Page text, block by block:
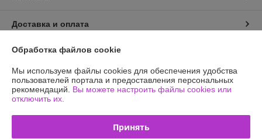
Доставка и оплата
График работы
Полная версия сайта
Сайт создан на платформе Deal.by
Обработка файлов cookie
Мы используем файлы cookies для обеспечения удобства
пользователей портала и предоставления персональных
рекомендаций. Вы можете настроить файлы cookies или
отключить их.
Принять